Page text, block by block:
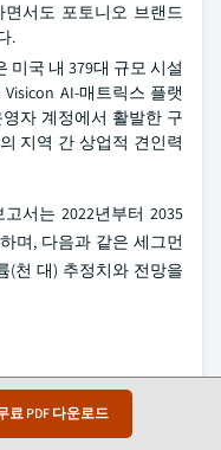
료 PDF 다운로드
서도 포토니오 브랜드
.
미국 내 379대 규모 시설
AI-매트릭스 플랫
자 계정에서 활발한 구
지역 간 상업적 견인력
서는 2022년부터 2035
며, 다음과 같은 세그먼
(천 대) 추정치와 전망을